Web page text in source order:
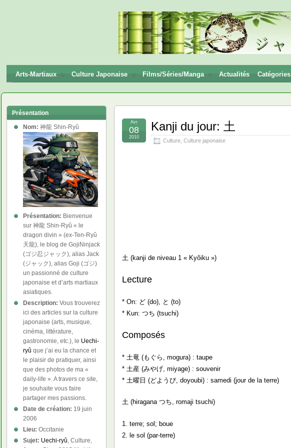
Ryū
Arts-Martiaux Culture Japonaise Films/Séries/Manga Actualités Catégories
Kanji du jour: 土
Culture ,Culture japonaise
Avr
08
2010
土 (kanji de niveau 1 « Kyôiku »)
Lecture
* On: ど (do), と (to)
* Kun: つち (tsuchi)
Composés
* 土竜 (もぐら, mogura) : taupe
* 土産 (みやげ, miyage) : souvenir
* 土曜日 (どようび, doyoubi) : samedi (jour de la terre)
土 (hiragana つち, romaji tsuchi)
1. terre; sol; boue
2. le sol (par-terre)
Présentation
Nom: 神龍 Shin-Ryû
Présentation: Bienvenue
sur 神龍 Shin-Ryû « le
dragon divin » (ex-Ten-Ryû
天龍), le blog de GojiNinjack
(ゴジ忍ジャック), alias Jack
(ジャック), alias Goji (ゴジ)
un passionné de culture
japonaise et d’arts martiaux
asiatiques.
Description: Vous trouverez
ici des articles sur la culture
japonaise (arts, musique,
cinéma, littérature,
gastronomie, etc.), le Uechi-
ryû que j’ai eu la chance et
le plaisir de pratiquer, ainsi
que des photos de ma «
daily-life ». A travers ce site,
je souhaite vous faire
partager mes passions.
Date de création: 19 juin
2006
Lieu: Occitanie
Sujet: Uechi-ryû, Culture,